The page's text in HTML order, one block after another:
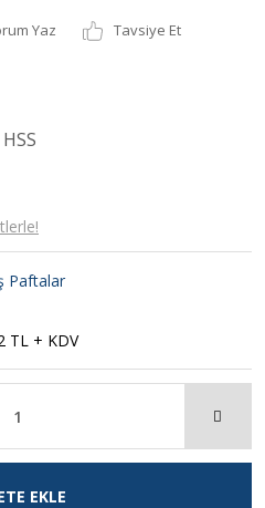
Yaz
Tavsiye Et
Paftalar
TL + KDV
EKLE